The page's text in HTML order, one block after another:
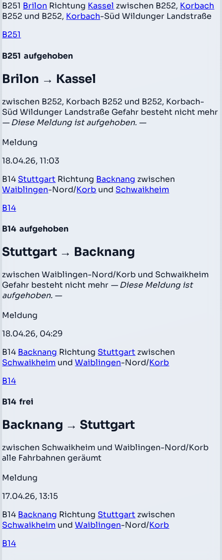
B251 Brilon Richtung Kassel zwischen B252, Korbach
B252 und B252, Korbach-Süd Wildunger Landstraße
B251
B251 aufgehoben
Brilon → Kassel
zwischen B252, Korbach B252 und B252, Korbach-
Süd Wildunger Landstraße Gefahr besteht nicht mehr
— Diese Meldung ist aufgehoben. —
Meldung
18.04.26, 11:03
B14 Stuttgart Richtung Backnang zwischen
Waiblingen-Nord/Korb und Schwaikheim
B14
B14 aufgehoben
Stuttgart → Backnang
zwischen Waiblingen-Nord/Korb und Schwaikheim
Gefahr besteht nicht mehr — Diese Meldung ist
aufgehoben. —
Meldung
18.04.26, 04:29
B14 Backnang Richtung Stuttgart zwischen
Schwaikheim undWaiblingen-Nord/Korb
B14
B14 frei
Backnang → Stuttgart
zwischen Schwaikheim und Waiblingen-Nord/Korb
alle Fahrbahnen geräumt
Meldung
17.04.26, 13:15
B14 Backnang Richtung Stuttgart zwischen
Schwaikheim undWaiblingen-Nord/Korb
B14